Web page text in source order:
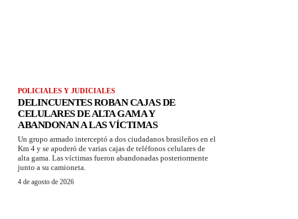
POLICIALES Y JUDICIALES
DELINCUENTES ROBAN CAJAS DE
CELULARES DE ALTA GAMA Y
ABANDONAN A LAS VÍCTIMAS
Un grupo armado interceptó a dos ciudadanos brasileños en el
Km 4 y se apoderó de varias cajas de teléfonos celulares de
alta gama. Las víctimas fueron abandonadas posteriormente
junto a su camioneta.
4 de agosto de 2026